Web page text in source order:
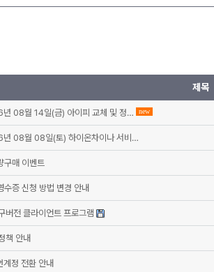
제목
08월 14일(금) 아이피 교체 및 정… new
08월 08일(토) 하이온차이나 서비…
구매 이벤트
수증 신청 방법 변경 안내
버전 클라이언트 프로그램
책 안내
정 전환 안내